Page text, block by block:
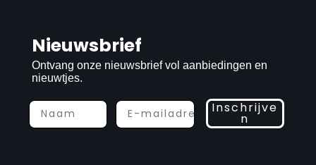
Nieuwsbrief
Ontvang onze nieuwsbrief vol aanbiedingen en
nieuwtjes.
Inschrijve
n